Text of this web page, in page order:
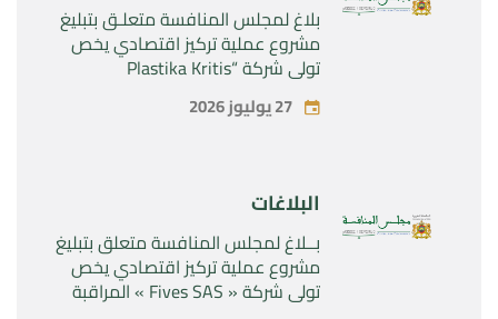
بلاغ لمجلس المنافسة متعلـق بتبليغ
مشروع عملية تركيز اقتصادي يخص
تولي شركة “Plastika Kritis
SA”المراقبة الحصرية لشركة
“Naturplas Industrial SARL” 27 يوليوز 2026
البلاغات
بــلاغ لمجلس المنافسة متعلق بتبليغ
مشروع عملية تركيز اقتصادي يخص
تولي شركة « Fives SAS » المراقبة